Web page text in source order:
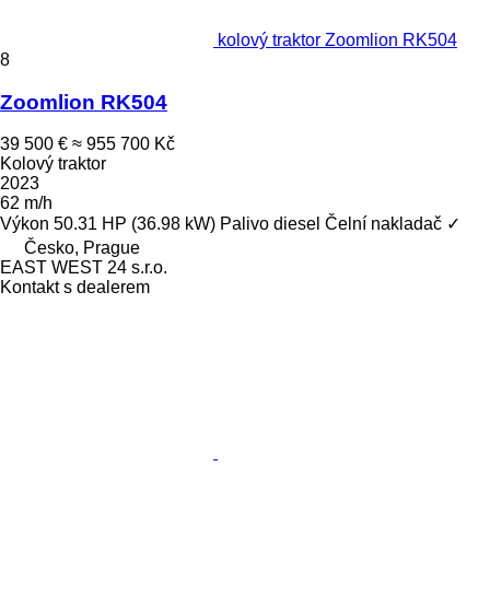
kolový traktor Zoomlion RK504
8
Zoomlion RK504
39 500 € ≈ 955 700 Kč
Kolový traktor
2023
62 m/h
Výkon 50.31 HP (36.98 kW) Palivo diesel Čelní nakladač ✓
Česko, Prague
EAST WEST 24 s.r.o.
Kontakt s dealerem